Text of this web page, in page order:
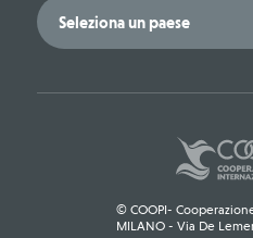
© COOPI-
MILANO - Via De